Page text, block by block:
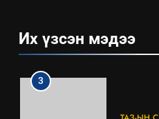
Их үзсэн мэдээ
ЗАР
3